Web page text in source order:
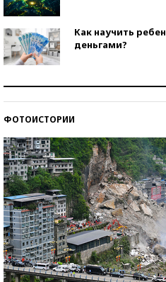
Как научить
деньгами?
ФОТОИСТОРИИ